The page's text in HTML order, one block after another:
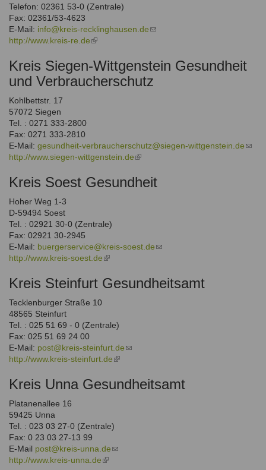
Telefon: 02361 53-0 (Zentrale)
Fax: 02361/53-4623
E-Mail: info@kreis-recklinghausen.de(link
mail)
http://www.kreis-re.de(link
external)
Kreis Siegen-Wittgenstein Gesundheit
und Verbraucherschutz
Kohlbettstr. 17
57072 Siegen
Tel. : 0271 333-2800
Fax: 0271 333-2810
E-Mail: gesundheit-verbraucherschutz@siegen-wittgenstein.de(link
http://www.siegen-wittgenstein.de(link
external)
Kreis Soest Gesundheit
Hoher Weg 1-3
D-59494 Soest
Tel. : 02921 30-0 (Zentrale)
Fax: 02921 30-2945
E-Mail: buergerservice@kreis-soest.de(link
mail)
http://www.kreis-soest.de(link
external)
Kreis Steinfurt Gesundheitsamt
Tecklenburger Straße 10
48565 Steinfurt
Tel. : 025 51 69 - 0 (Zentrale)
Fax: 025 51 69 24 00
E-Mail: post@kreis-steinfurt.de(link
mail)
http://www.kreis-steinfurt.de(link
external)
Kreis Unna Gesundheitsamt
Platanenallee 16
59425 Unna
Tel. : 023 03 27-0 (Zentrale)
Fax: 0 23 03 27-13 99
E-Mail post@kreis-unna.de(link
http://www.kreis-unna.de(link